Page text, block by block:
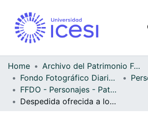
Home
Archivo del Patrimonio Fotográfico y Fílmico del Valle del Cauca
Fondo Fotográfico Diario Occidente
FFDO - Personajes - Patrimonial
Despedida ofrecida a los esposos Jeffery por los empleados de la empresa Aire Limitada